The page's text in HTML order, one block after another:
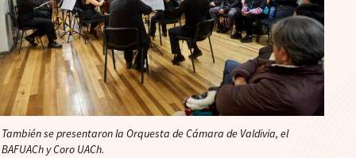
También se presentaron la Orquesta de Cámara de Valdivia, el
BAFUACh y Coro UACh.